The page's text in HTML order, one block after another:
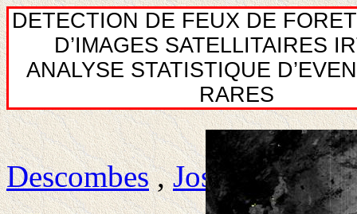
DETECTION DE FEUX DE
D’IMAGES SATELLITAIRES
ANALYSE STATISTIQUE
RARES
Descombes,Josiane